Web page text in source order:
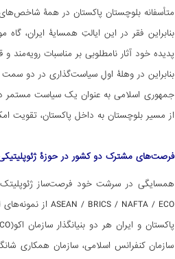
متأسفانه بلوچستان پاکستان در همۀ شاخص‌های
بنابراین فقر در این ایالتِ همسایۀ
پدیده خود آثار نامطلوبی بر مناسبات رویه‌مند و
بنابراین در وهلۀ اولِ سیاست‌گذاری در دو
جمهوری اسلامی به عنوان یک سیاست مستمر در
از مسیر بلوچستان به داخل پاکستان، تقویت
فرصت‌های مشترک دو کشور در حوزۀ
همسایگی در سرشت خود فرصت‌ساز ژئوپلیتک
ASEAN / BRICS / NAFTA / ECO از نمونه‌های این همکاری‌ها و هم‌گرایی‌ها هستند.
سازمان کنفرانس اسلامی، سازمان همکاری